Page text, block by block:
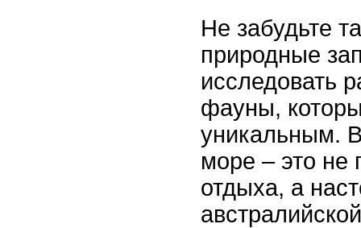
Не забудьте
природные
исследовать
фауны,
уникальным.
море – это не
отдыха, а